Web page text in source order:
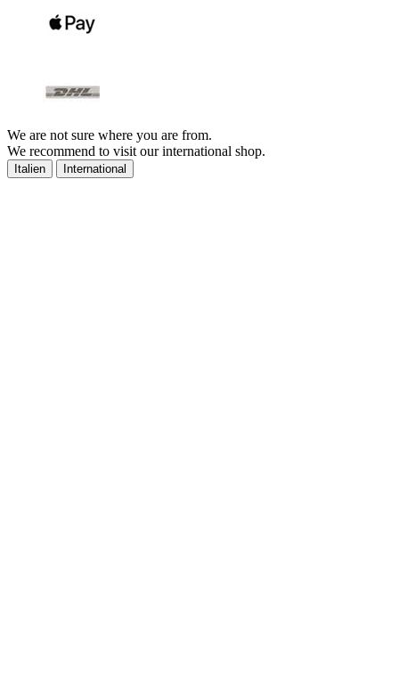
We are not sure where you are from.
We recommend to visit our international shop.
Italien International